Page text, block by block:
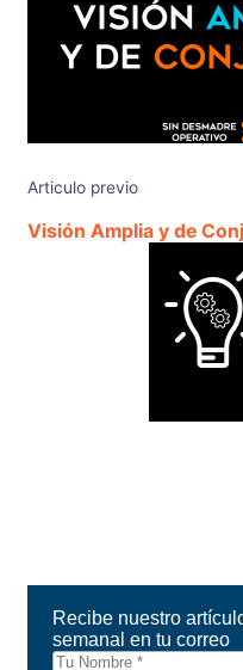
Articulo previo
Visión Amplia y de
Recibe nuestro
semanal en tu correo